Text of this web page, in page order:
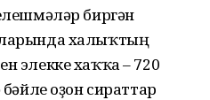
биргән
халыҡтың
элекке хаҡҡа – 720
оҙон сираттар